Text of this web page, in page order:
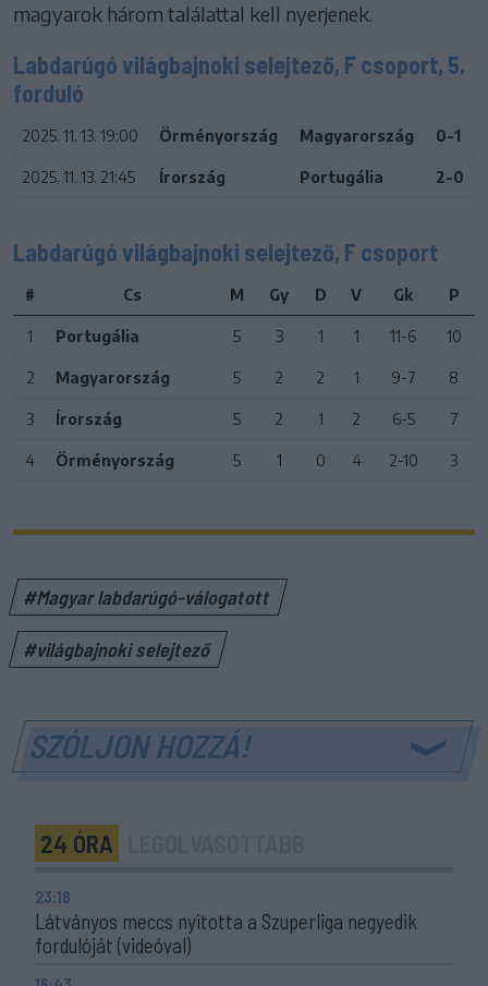
magyarok három találattal kell nyerjenek.
Labdarúgó világbajnoki selejtező, F csoport, 5.
forduló
2025. 11. 13. 19:00 Örményország Magyarország 0-1
2025. 11. 13. 21:45 Írország Portugália 2-0
Labdarúgó világbajnoki selejtező, F csoport
# Cs M Gy D V Gk P
1 Portugália 5 3 1 1 11-6 10
2 Magyarország 5 2 2 1 9-7 8
3 Írország 5 2 1 2 6-5 7
4 Örményország 5 1 0 4 2-10 3
#Magyar labdarúgó-válogatott
#világbajnoki selejtező
SZÓLJON HOZZÁ!
24 ÓRA
23:18
Látványos meccs nyitotta a Szuperliga negyedik
fordulóját (videóval)